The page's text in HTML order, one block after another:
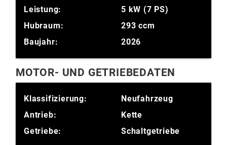
Leistung:
5 kW (7 PS)
Hubraum:
293 ccm
Baujahr:
2026
MOTOR- UND GETRIEBEDATEN
Klassifizierung:
Neufahrzeug
Antrieb:
Kette
Getriebe:
Schaltgetriebe